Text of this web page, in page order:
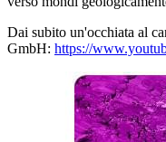
Dai subito un'occhiata al
GmbH: https://